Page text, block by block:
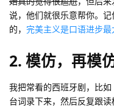
说，他们就很乐意帮你。
的， 完美主义是口语进步最
2. 模仿，再模仿
我把常看的西班牙剧，比
台词录下来，然后反复跟